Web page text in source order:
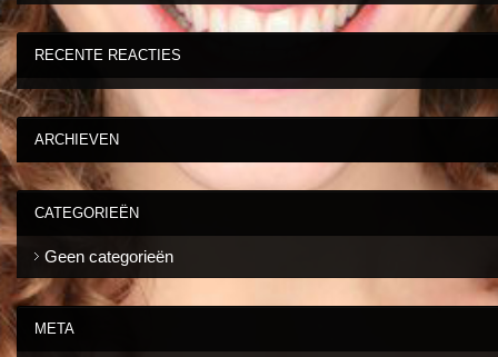
RECENTE REACTIES
ARCHIEVEN
CATEGORIEËN
Geen categorieën
META